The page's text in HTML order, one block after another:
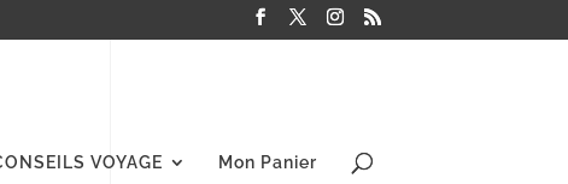
VOYAGE Mon Panier